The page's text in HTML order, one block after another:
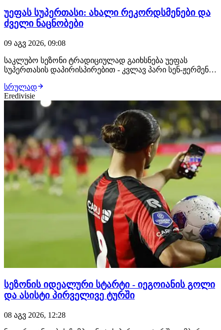
უეფას სუპერთასი: ახალი რეკორდსმენები და
ძველი ნაცნობები
09 აგვ 2026, 09:08
საკლუბო სეზონი ტრადიციულად გაიხსნება უეფას
სუპერთასის დაპირისპირებით - კვლავ პარი სენ-ჟერმენი,
მეორედ და მისი მოწინააღმდეგე, ევროპა ლიგის
ტრიუმფატორი ასტონ ვილა. აღნიშნულ შეხვედრას არც
ინტრიგა აკლია და არც ისტორიული კონტექსტი. პსჟ-ს
სრულად
Eredivisie
სეზონის იდეალური სტარტი - იეგოიანის გოლი
და ასისტი პირველივე ტურში
08 აგვ 2026, 12:28